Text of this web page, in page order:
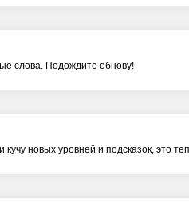
слова. Подождите обнову!
новых уровней и подсказок, это